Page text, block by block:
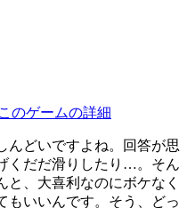
このゲームの詳細
んどいですよね。回答が思
くだだ滑りしたり…。そん
、大喜利なのにボケなく
もいいんです。そう、どっ